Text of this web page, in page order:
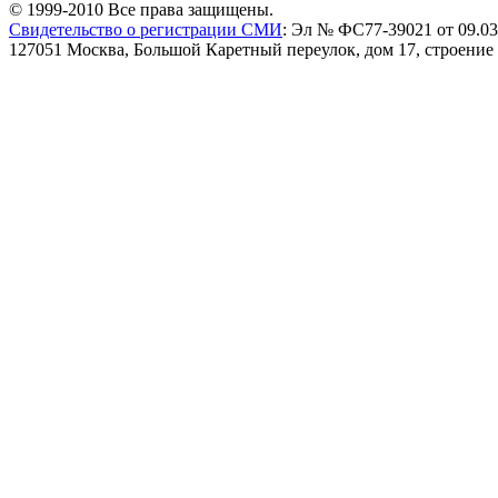
© 1999-2010 Все права защищены.
Свидетельство о регистрации СМИ: Эл № ФС77-39021 от
127051 Москва, Большой Каретный переулок, дом 17, строение